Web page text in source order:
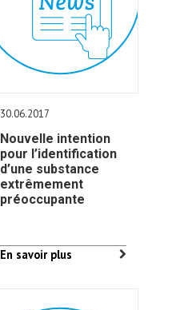
30.06.2017
Nouvelle intention
pour l’identification
d’une substance
extrêmement
préoccupante
En savoir plus